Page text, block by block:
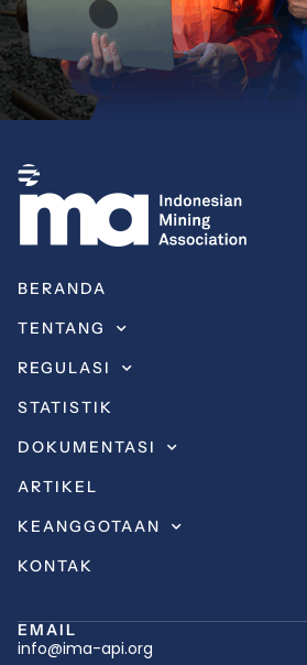
BERANDA
TENTANG
REGULASI
STATISTIK
DOKUMENTASI
ARTIKEL
KEANGGOTAAN
KONTAK
EMAIL
info@ima-api.org